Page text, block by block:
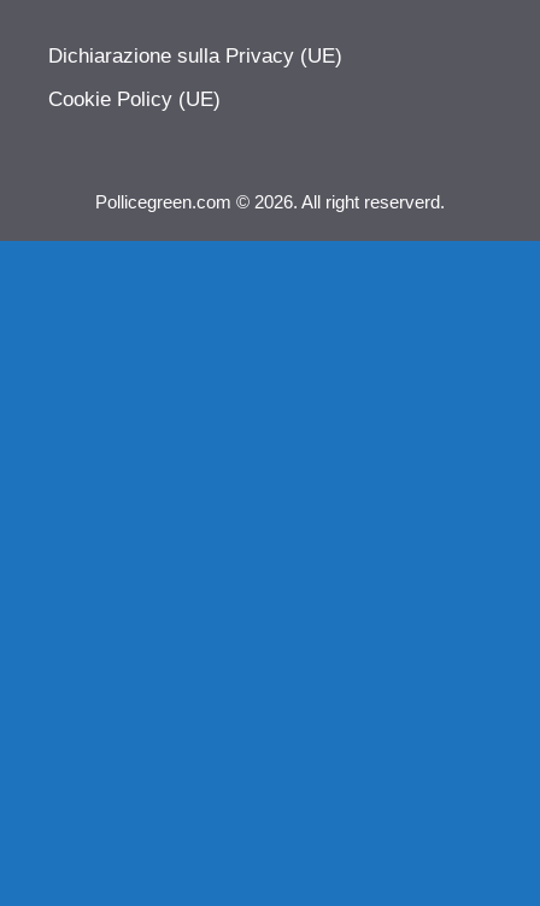
Dichiarazione sulla Privacy (UE)
Cookie Policy (UE)
Pollicegreen.com © 2026. All right reserverd.